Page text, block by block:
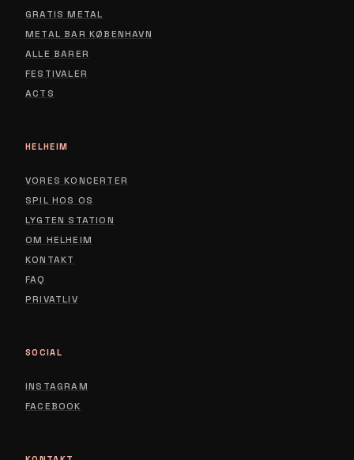
GRATIS METAL
METAL BAR KØBENHAVN
ALLE BARER
FESTIVALER
ACTS
HELHEIM
VORES KONCERTER
SPIL HOS OS
LYGTEN STATION
OM HELHEIM
KONTAKT
FAQ
PRIVATLIVPRIVACY POLICY
SOCIAL
INSTAGRAM
FACEBOOK